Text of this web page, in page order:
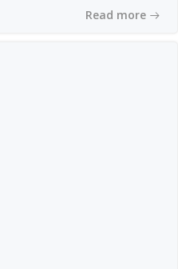
Read more